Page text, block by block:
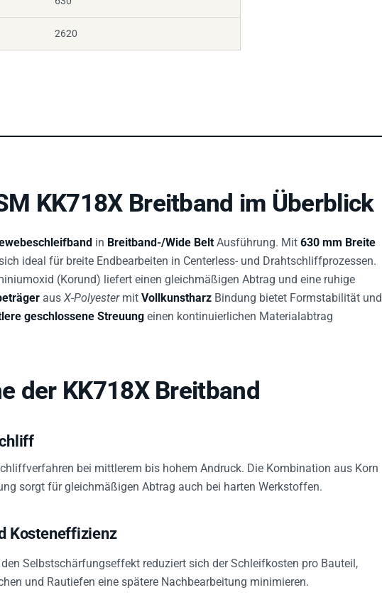
2620
KK718X Breitband im Überblick
in Breitband-/Wide Belt Ausführung. Mit 630 mm Breite
ideal für breite Endbearbeiten in Centerless- und Drahtschliffprozessen.
(Korund) liefert einen gleichmäßigen Abtrag und eine ruhige
aus X-Polyestermit Vollkunstharz Bindung bietet Formstabilität und
geschlossene Streuung einen kontinuierlichen Materialabtrag
der KK718X Breitband
bei mittlerem bis hohem Andruck. Die Kombination aus Korn
sorgt für gleichmäßigen Abtrag auch bei harten Werkstoffen.
Kosteneffizienz
Selbstschärfungseffekt reduziert sich der Schleifkosten pro Bauteil,
und Rautiefen eine spätere Nachbearbeitung minimieren.